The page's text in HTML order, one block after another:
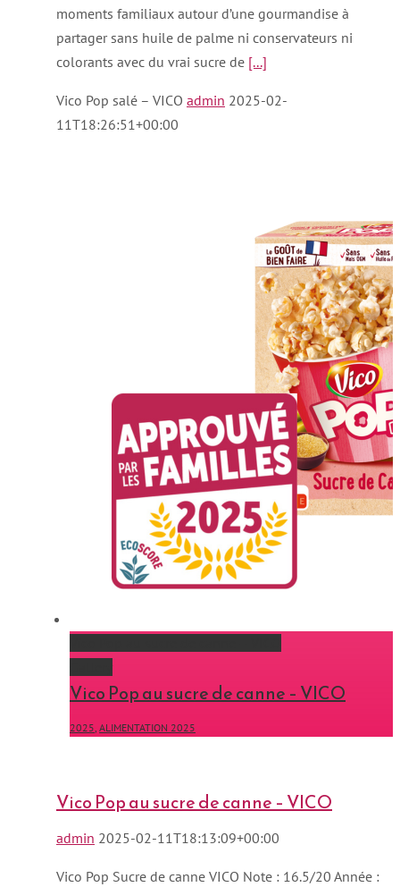
moments familiaux autour d’une gourmandise à
partager sans huile de palme ni conservateurs ni
colorants avec du vrai sucre de [...]
Vico Pop salé – VICO admin 2025-02-
11T18:26:51+00:00
Vico Pop au sucre de canne – VICO
2025, ALIMENTATION 2025
Vico Pop au sucre de canne – VICO
admin 2025-02-11T18:13:09+00:00
Vico Pop Sucre de canne VICO Note : 16.5/20 Année :